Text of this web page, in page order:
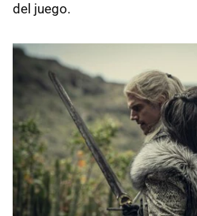
del juego.